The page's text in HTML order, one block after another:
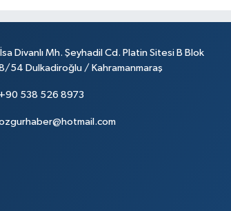
İsa Divanlı Mh. Şeyhadil Cd. Platin Sitesi B Blok
54 Dulkadiroğlu / Kahramanmaraş
+90 538 526 8973